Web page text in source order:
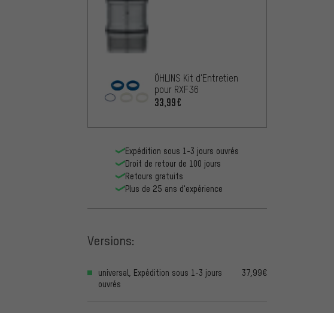
ÖHLINS Kit d'Entretien
pour RXF36
33,99€
Expédition sous 1-3 jours ouvrés
Droit de retour de 100 jours
Retours gratuits
Plus de 25 ans d'expérience
Versions:
universal, Expédition sous 1-3 jours
ouvrés
37,99€